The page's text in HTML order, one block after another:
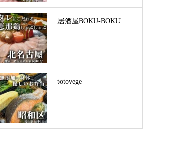
居酒屋BOKU-BOKU
totovege